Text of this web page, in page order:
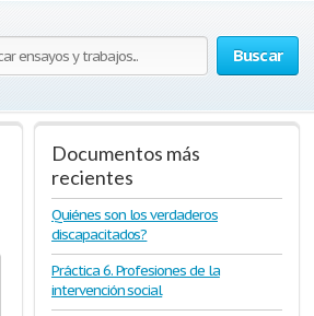
Buscar
Documentos más
recientes
Quiénes son los verdaderos
discapacitados?
Práctica 6. Profesiones de la
intervención social